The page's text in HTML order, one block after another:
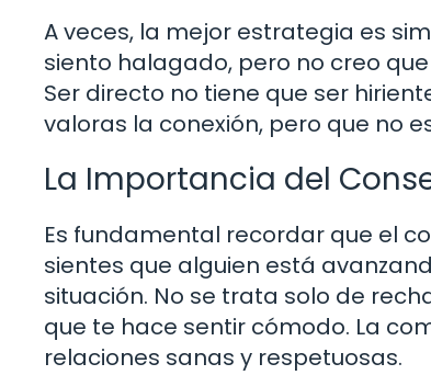
A veces, la mejor estrategia es
siento halagado, pero no creo
Ser directo no tiene que ser
valoras la conexión, pero que no
La Importancia del
Es fundamental recordar que el
sientes que alguien está
situación. No se trata solo de
que te hace sentir cómodo. La
relaciones sanas y respetuosas.